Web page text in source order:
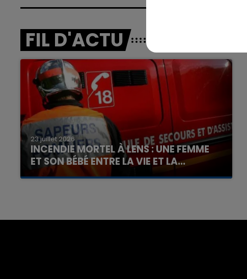
FIL D'ACTU
23 juillet 2026
INCENDIE MORTEL À LENS : UNE FEMME
ET SON BÉBÉ ENTRE LA VIE ET LA...
Un homme s'est immolé par le feu après avoir
7h00 - 12h00
La Team du Week-end